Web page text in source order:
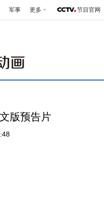
军事 更多 节目官网
版预告片